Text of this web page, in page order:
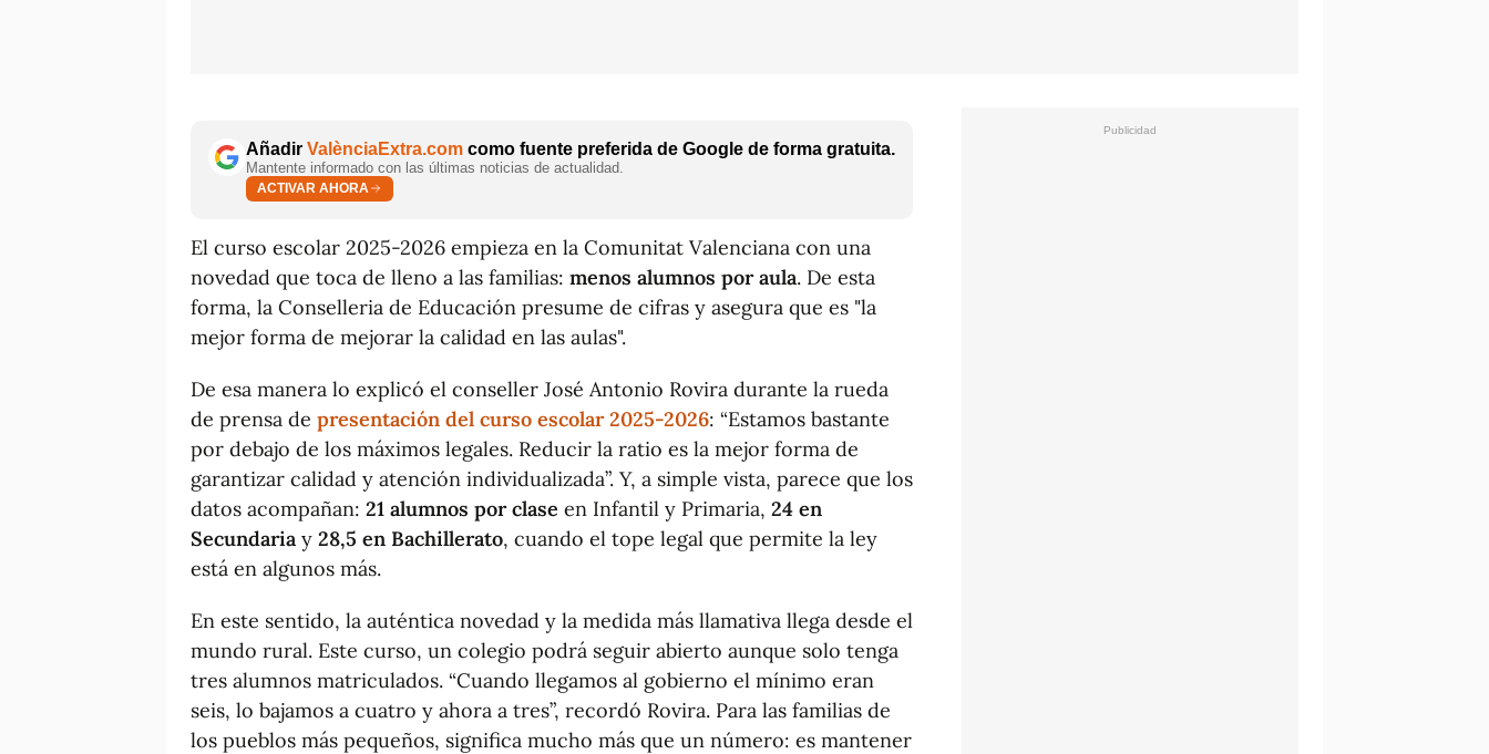
Añadir ValènciaExtra.com como fuente preferida de Google de forma gratuita.
Mantente informado con las últimas noticias de actualidad.
ACTIVAR AHORA
El curso escolar 2025-2026 empieza en la Comunitat Valenciana con una
novedad que toca de lleno a las familias: menos alumnos por aula. De esta
forma, la Conselleria de Educación presume de cifras y asegura que es "la
mejor forma de mejorar la calidad en las aulas".
De esa manera lo explicó el conseller José Antonio Rovira durante la rueda
de prensa de presentación del curso escolar 2025-2026: “Estamos bastante
por debajo de los máximos legales. Reducir la ratio es la mejor forma de
garantizar calidad y atención individualizada”. Y, a simple vista, parece que los
datos acompañan: 21 alumnos por clase en Infantil y Primaria, 24 en
Secundaria y 28,5 en Bachillerato, cuando el tope legal que permite la ley
está en algunos más.
En este sentido, la auténtica novedad y la medida más llamativa llega desde el
mundo rural. Este curso, un colegio podrá seguir abierto aunque solo tenga
tres alumnos matriculados. “Cuando llegamos al gobierno el mínimo eran
seis, lo bajamos a cuatro y ahora a tres”, recordó Rovira. Para las familias de
los pueblos más pequeños, significa mucho más que un número: es mantener